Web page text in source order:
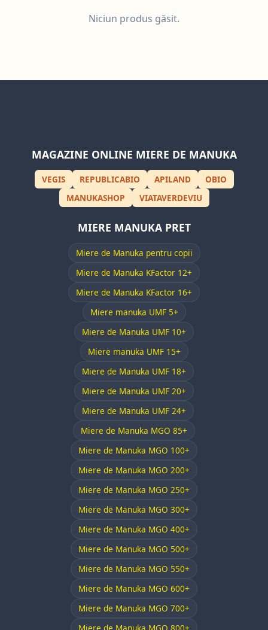
Niciun produs găsit.
MAGAZINE ONLINE MIERE DE MANUKA
VEGIS REPUBLICABIO APILAND
OBIO
MANUKASHOP
VIATAVERDEVIU
MIERE MANUKA PRET
Miere de Manuka pentru copii
Miere de Manuka KFactor 12+
Miere de Manuka KFactor 16+
Miere manuka UMF 5+
Miere de Manuka UMF 10+
Miere manuka UMF 15+
Miere de Manuka UMF 18+
Miere de Manuka UMF 20+
Miere de Manuka UMF 24+
Miere de Manuka MGO 85+
Miere de Manuka MGO 100+
Miere de Manuka MGO 200+
Miere de Manuka MGO 250+
Miere de Manuka MGO 300+
Miere de Manuka MGO 400+
Miere de Manuka MGO 500+
Miere de Manuka MGO 550+
Miere de Manuka MGO 600+
Miere de Manuka MGO 700+